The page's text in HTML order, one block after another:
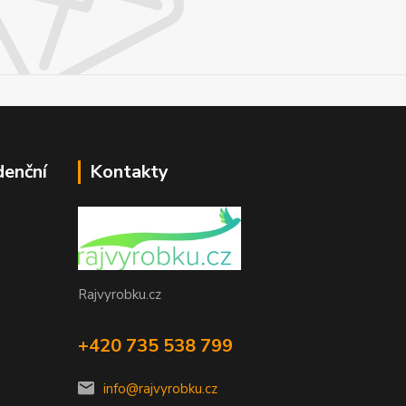
Kontakty
Rajvyrobku.cz
+420 735 538 799
info@rajvyrobku.cz